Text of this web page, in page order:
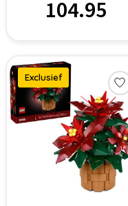
104.95
Exclusief